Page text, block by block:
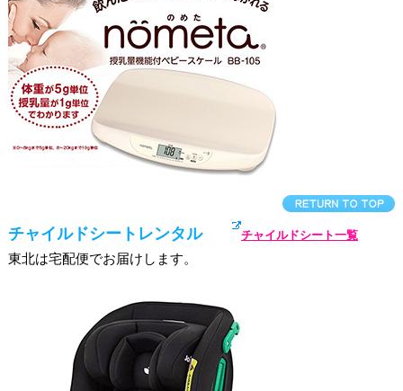
チャイルドシートレンタル チャイルドシート一覧
東北は宅配便でお届けします。